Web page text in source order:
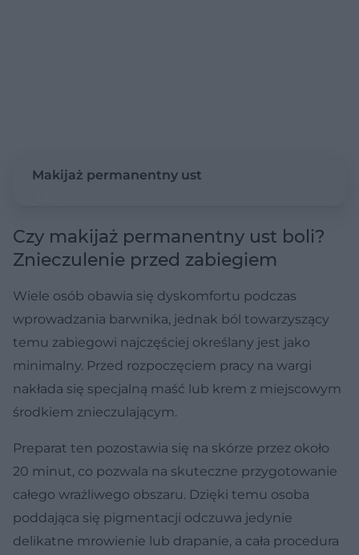
Makijaż permanentny ust
Czy makijaż permanentny ust boli?
Znieczulenie przed zabiegiem
Wiele osób obawia się dyskomfortu podczas
wprowadzania barwnika, jednak ból towarzyszący
temu zabiegowi najczęściej określany jest jako
minimalny. Przed rozpoczęciem pracy na wargi
nakłada się specjalną maść lub krem z miejscowym
środkiem znieczulającym.
Preparat ten pozostawia się na skórze przez około
20 minut, co pozwala na skuteczne przygotowanie
całego wrażliwego obszaru. Dzięki temu osoba
poddająca się pigmentacji odczuwa jedynie
delikatne mrowienie lub drapanie, a cała procedura